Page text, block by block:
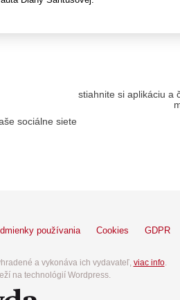
sociálne siete
stiahnite si aplikáciu a
používania Cookies GDPR
a vykonáva ich vydavateľ, viac info.
na technológií Wordpress.